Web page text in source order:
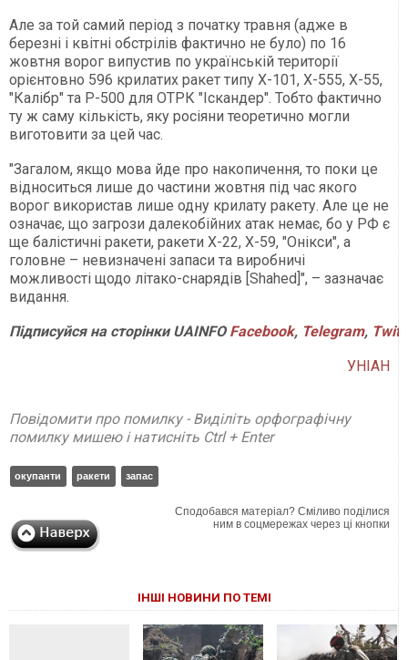
Але за той самий період з початку травня (адже в
березні і квітні обстрілів фактично не було) по 16
жовтня ворог випустив по українській території
орієнтовно 596 крилатих ракет типу Х-101, Х-555, Х-55,
"Калібр" та Р-500 для ОТРК "Іскандер". Тобто фактично
ту ж саму кількість, яку росіяни теоретично могли
виготовити за цей час.
"Загалом, якщо мова йде про накопичення, то поки це
відноситься лише до частини жовтня під час якого
ворог використав лише одну крилату ракету. Але це не
означає, що загрози далекобійних атак немає, бо у РФ є
ще балістичні ракети, ракети Х-22, Х-59, "Онікси", а
головне – невизначені запаси та виробничі
можливості щодо літако-снарядів [Shahed]", – зазначає
видання.
Підписуйся на сторінки UAINFO Facebook, Telegram,
УНІАН
Повідомити про помилку - Виділіть орфографічну
помилку мишею і натисніть Ctrl + Enter
окупанти ракети запас
Сподобався матеріал? Сміливо поділися
ним в соцмережах через ці кнопки
ІНШІ НОВИНИ ПО ТЕМІ